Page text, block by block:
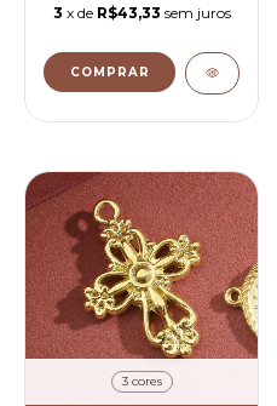
3 x de R$43,33 sem juros
COMPRAR
3 cores